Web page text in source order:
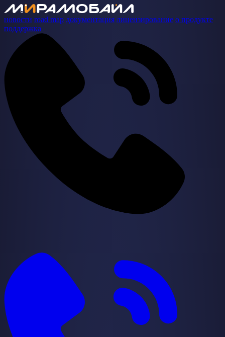
новости road map документация лицензирование о продукте
поддержка